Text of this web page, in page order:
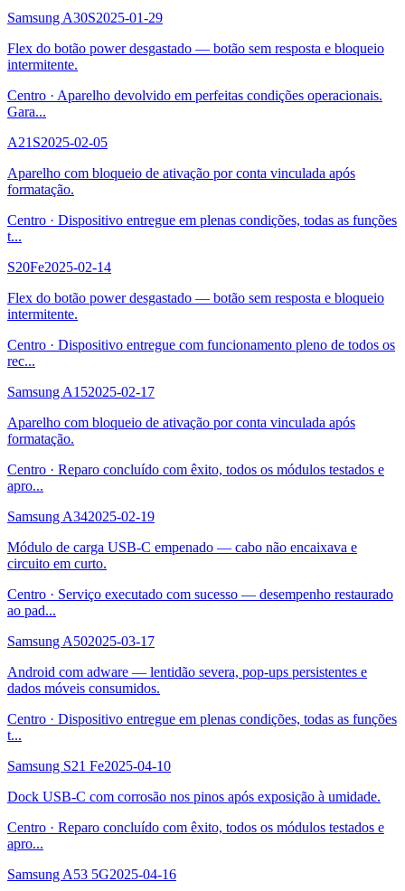
Samsung A30S2025-01-29
Flex do botão power desgastado — botão sem resposta e bloqueio
intermitente.
Centro · Aparelho devolvido em perfeitas condições operacionais.
Gara...
A21S2025-02-05
Aparelho com bloqueio de ativação por conta vinculada após
formatação.
Centro · Dispositivo entregue em plenas condições, todas as funções
t...
S20Fe2025-02-14
Flex do botão power desgastado — botão sem resposta e bloqueio
intermitente.
Centro · Dispositivo entregue com funcionamento pleno de todos os
rec...
Samsung A152025-02-17
Aparelho com bloqueio de ativação por conta vinculada após
formatação.
Centro · Reparo concluído com êxito, todos os módulos testados e
apro...
Samsung A342025-02-19
Módulo de carga USB-C empenado — cabo não encaixava e
circuito em curto.
Centro · Serviço executado com sucesso — desempenho restaurado
ao pad...
Samsung A502025-03-17
Android com adware — lentidão severa, pop-ups persistentes e
dados móveis consumidos.
Centro · Dispositivo entregue em plenas condições, todas as funções
t...
Samsung S21 Fe2025-04-10
Dock USB-C com corrosão nos pinos após exposição à umidade.
Centro · Reparo concluído com êxito, todos os módulos testados e
apro...
Samsung A53 5G2025-04-16